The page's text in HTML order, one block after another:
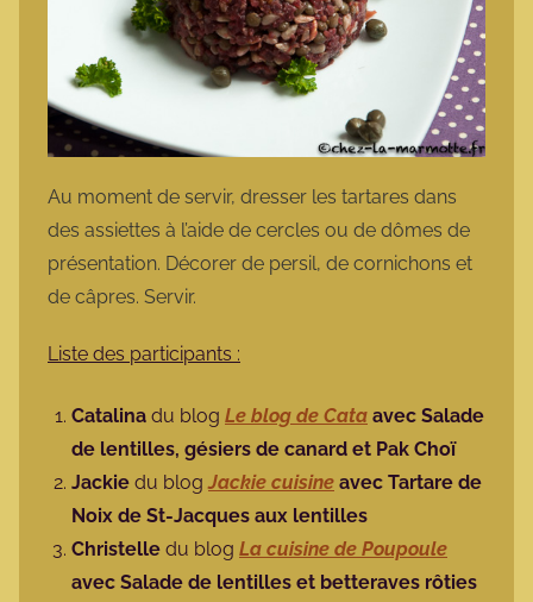
Au moment de servir, dresser les tartares dans
des assiettes à l’aide de cercles ou de dômes de
présentation. Décorer de persil, de cornichons et
de câpres. Servir.
Liste des participants :
Catalina du blog Le blog de Cata avec Salade
de lentilles, gésiers de canard et Pak Choï
Jackie du blogJackie cuisine avec Tartare de
Noix de St-Jacques aux lentilles
Christelle du blog La cuisine de Poupoule
avec Salade de lentilles et betteraves rôties